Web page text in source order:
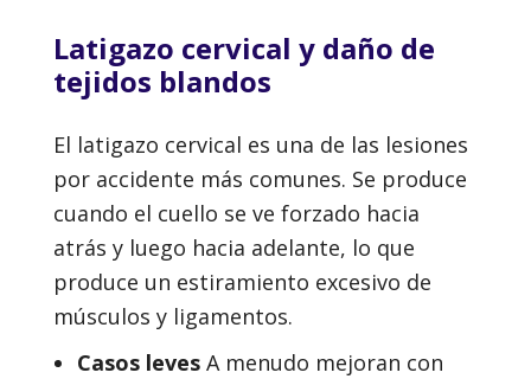
Latigazo cervical y daño de
tejidos blandos
El latigazo cervical es una de las lesiones
por accidente más comunes. Se produce
cuando el cuello se ve forzado hacia
atrás y luego hacia adelante, lo que
produce un estiramiento excesivo de
músculos y ligamentos.
Casos levesA menudo mejoran con